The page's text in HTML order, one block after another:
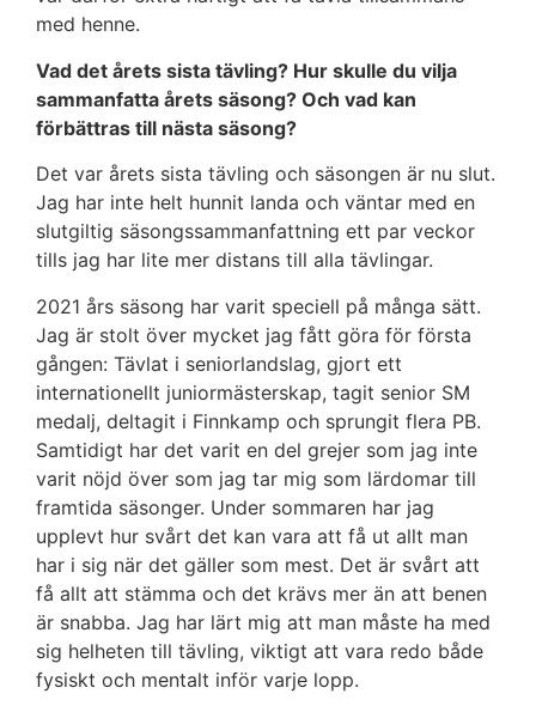
med henne.
Vad det årets sista tävling? Hur skulle du vilja
sammanfatta årets säsong? Och vad kan
förbättras till nästa säsong?
Det var årets sista tävling och säsongen är nu slut.
Jag har inte helt hunnit landa och väntar med en
slutgiltig säsongssammanfattning ett par veckor
tills jag har lite mer distans till alla tävlingar.
2021 års säsong har varit speciell på många sätt.
Jag är stolt över mycket jag fått göra för första
gången: Tävlat i seniorlandslag, gjort ett
internationellt juniormästerskap, tagit senior SM
medalj, deltagit i Finnkamp och sprungit flera PB.
Samtidigt har det varit en del grejer som jag inte
varit nöjd över som jag tar mig som lärdomar till
framtida säsonger. Under sommaren har jag
upplevt hur svårt det kan vara att få ut allt man
har i sig när det gäller som mest. Det är svårt att
få allt att stämma och det krävs mer än att benen
är snabba. Jag har lärt mig att man måste ha med
sig helheten till tävling, viktigt att vara redo både
fysiskt och mentalt inför varje lopp.